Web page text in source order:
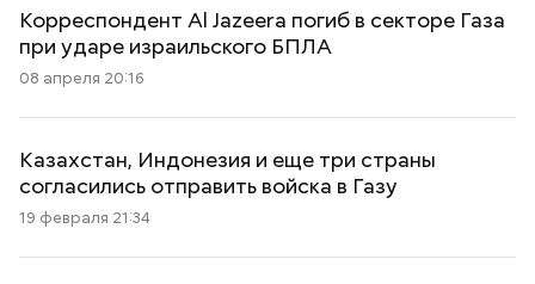
Корреспондент Al Jazeera погиб в секторе Газа
при ударе израильского БПЛА
08 апреля 20:16
Казахстан, Индонезия и еще три страны
согласились отправить войска в Газу
19 февраля 21:34